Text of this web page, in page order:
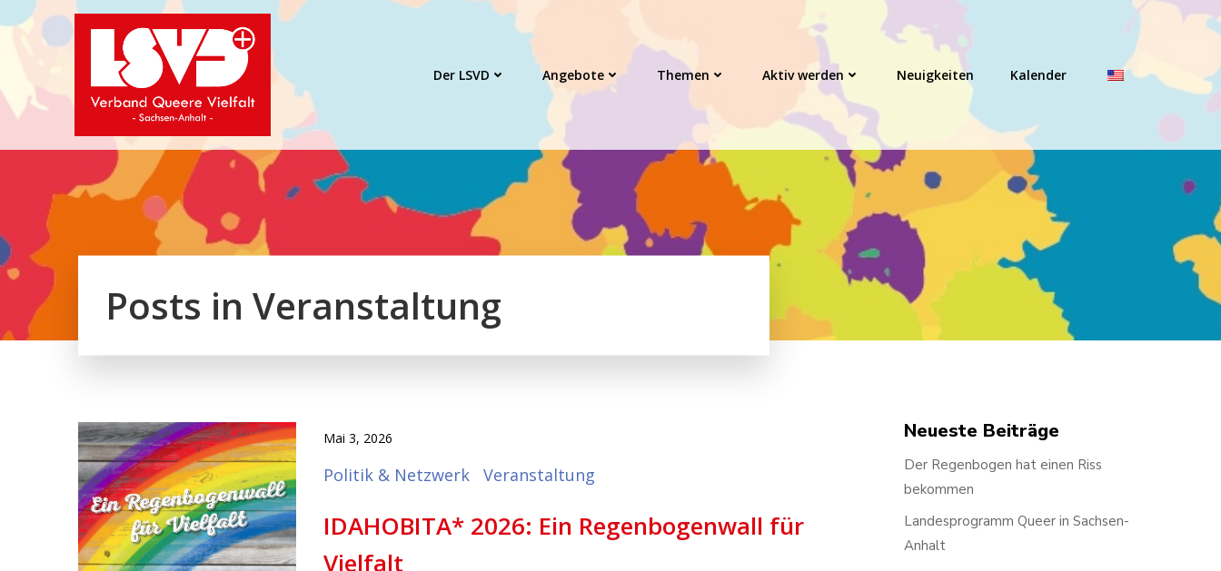
Zum
Inhalt
Der LSVD Angebote Themen Aktiv werden Neuigkeiten Kalender
Posts in Veranstaltung
Mai 3, 2026
Politik & Netzwerk Veranstaltung
IDAHOBITA* 2026: Ein Regenbogenwall für
Vielfalt
Neueste Beiträge
Der Regenbogen hat einen Riss
bekommen
Landesprogramm Queer in Sachsen-
Anhalt